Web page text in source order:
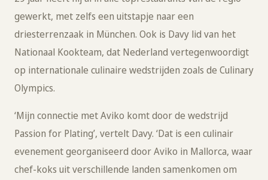
gewerkt, met zelfs een uitstapje naar een
driesterrenzaak in München. Ook is Davy lid van het
Nationaal Kookteam, dat Nederland vertegenwoordigt
op internationale culinaire wedstrijden zoals de Culinary
Olympics.
‘Mijn connectie met Aviko komt door de wedstrijd
Passion for Plating’, vertelt Davy. ‘Dat is een culinair
evenement georganiseerd door Aviko in Mallorca, waar
chef-koks uit verschillende landen samenkomen om